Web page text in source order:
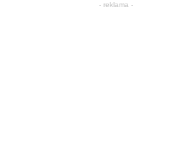
- reklama -